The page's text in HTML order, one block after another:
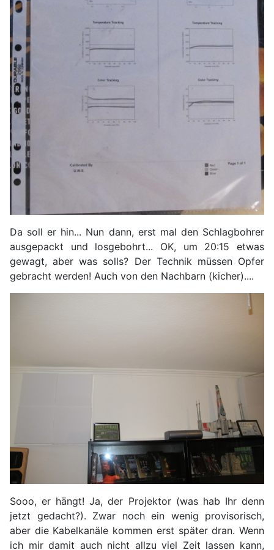
Da soll er hin... Nun dann, erst mal den Schlagbohrer
ausgepackt und losgebohrt... OK, um 20:15 etwas
gewagt, aber was solls? Der Technik müssen Opfer
gebracht werden! Auch von den Nachbarn (kicher)....
Sooo, er hängt! Ja, der Projektor (was hab Ihr denn
jetzt gedacht?). Zwar noch ein wenig provisorisch,
aber die Kabelkanäle kommen erst später dran. Wenn
ich mir damit auch nicht allzu viel Zeit lassen kann,